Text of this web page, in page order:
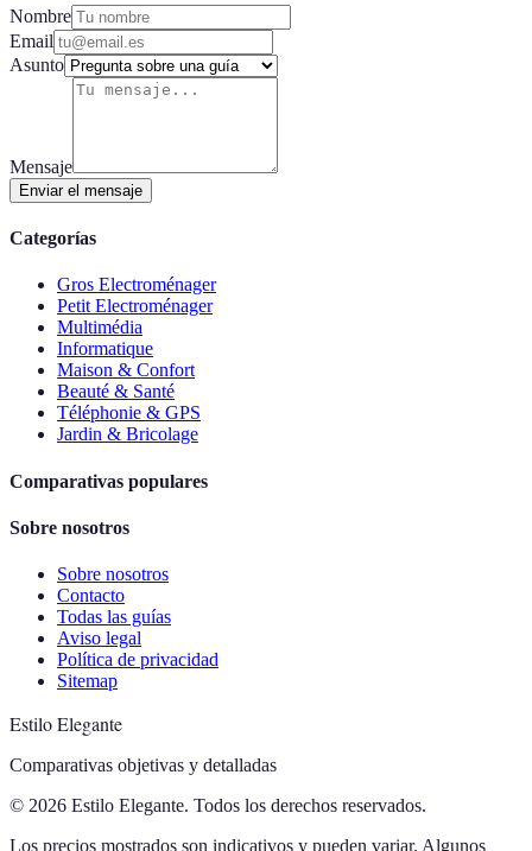
Nombre
Email
Asunto
Mensaje
Enviar el mensaje
Categorías
Gros Electroménager
Petit Electroménager
Multimédia
Informatique
Maison & Confort
Beauté & Santé
Téléphonie & GPS
Jardin & Bricolage
Comparativas populares
Sobre nosotros
Sobre nosotros
Contacto
Todas las guías
Aviso legal
Política de privacidad
Sitemap
Estilo Elegante
Comparativas objetivas y detalladas
© 2026 Estilo Elegante. Todos los derechos reservados.
Los precios mostrados son indicativos y pueden variar. Algunos